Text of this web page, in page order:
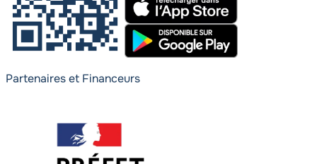
Partenaires et Financeurs